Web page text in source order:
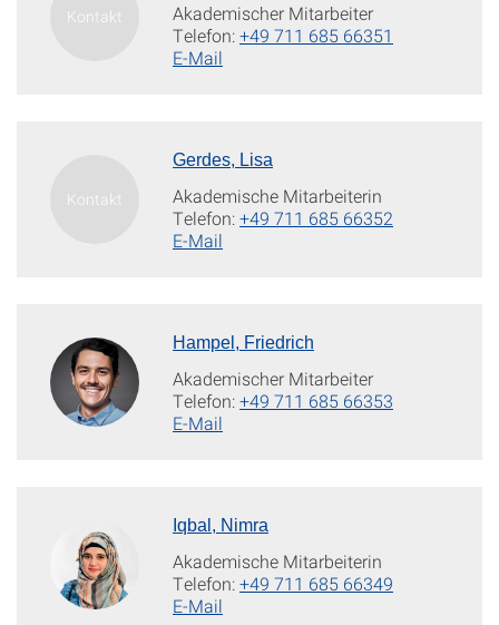
Akademischer Mitarbeiter
Telefon:+49 711 685 66351
E-Mail
Gerdes, Lisa
Akademische Mitarbeiterin
Telefon:+49 711 685 66352
E-Mail
Hampel, Friedrich
Akademischer Mitarbeiter
Telefon:+49 711 685 66353
E-Mail
Iqbal, Nimra
Akademische Mitarbeiterin
Telefon:+49 711 685 66349
E-Mail